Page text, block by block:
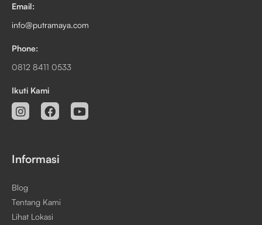
Email:
info@putramaya.com
Phone:
0812 8411 0533
Ikuti Kami
Informasi
Blog
Tentang Kami
Lihat Lokasi